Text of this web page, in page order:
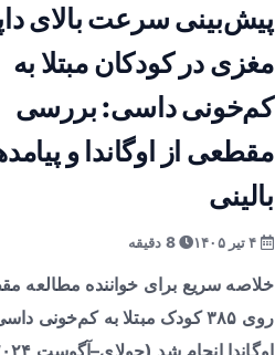
پیش‌بینی سرعت بالای
مغزی در کودکان مبتلا به
کم‌خونی داسی: بررسی
مقطعی از اوگاندا و
بالینی
8 دقیقه
خلاصه سریع برای خواننده مطالعه
روی ۳۸۵ کودک مبتلا به کم‌خونی